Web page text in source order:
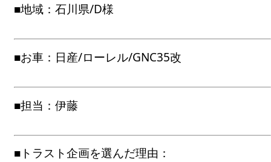
■地域：石川県/D様
■お車：日産/ローレル/GNC35改
■担当：伊藤
■トラスト企画を選んだ理由：